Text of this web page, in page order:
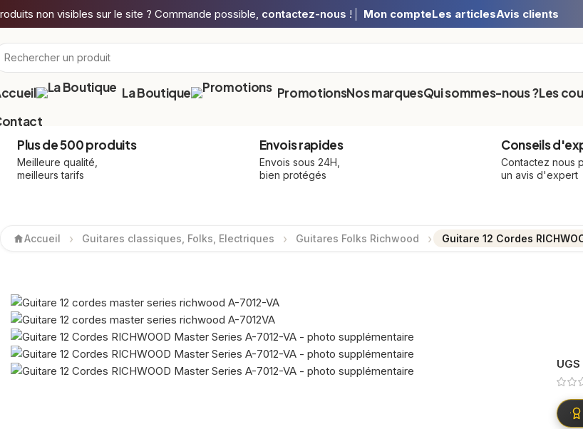
non visibles sur le site ? Commande possible, contactez-nous ! Mon compteLes articlesAvis clients
La Boutique PromotionsNos marquesQui sommes-nous ?Les
Plus de 500 produits
Meilleure qualité,
meilleurs tarifs
Envois rapides
Envois sous 24H,
bien protégés
Conseils
Contactez nous
un avis d'expert
Accueil Guitares classiques, Folks, Electriques Guitares Folks Richwood Guitare 12 Cordes